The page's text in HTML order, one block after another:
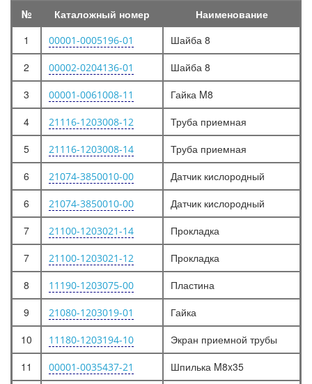
№ Каталожный номер
Наименование
1
00001-0005196-01
Шайба 8
2
00002-0204136-01
Шайба 8
3
00001-0061008-11
Гайка M8
4
21116-1203008-12
Труба приемная
5
21116-1203008-14
Труба приемная
6
21074-3850010-00
Датчик кислородный
6
21074-3850010-00
Датчик кислородный
7
21100-1203021-14
Прокладка
7
21100-1203021-12
Прокладка
8
11190-1203075-00
Пластина
9
21080-1203019-01
Гайка
10
11180-1203194-10
Экран приемной трубы
11
00001-0035437-21
Шпилька M8x35